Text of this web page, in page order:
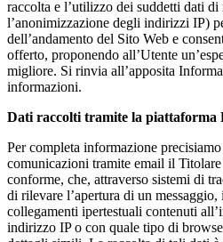
raccolta e l’utilizzo dei suddetti dati
l’anonimizzazione degli indirizzi IP)
dell’andamento del Sito Web e
offerto, proponendo all’Utente
migliore. Si rinvia all’apposita
informazioni.
Dati raccolti tramite la piattaforma
Per completa informazione
comunicazioni tramite email il
conforme, che, attraverso sistemi di
di rilevare l’apertura di un
collegamenti ipertestuali contenuti
indirizzo IP o con quale tipo di